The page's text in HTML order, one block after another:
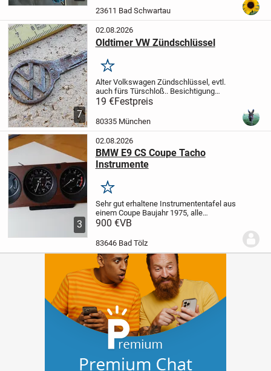
Bahnhof 👍 🙂 Nur Barzahlung
23611 Bad Schwartau
7
02.08.2026
Oldtimer VW Zündschlüssel
Merken
Alter Volkswagen Zündschlüssel, evtl.
auch fürs Türschloß.. Besichtigung
erwünscht, Verkaufspreis 19 € - Versand
möglich (wird gut verpackt) 6 € Paket
oder 3 € Brief - Bezahlung: Bar,
Paypal Der...
19 €Festpreis
80335 München
3
02.08.2026
BMW E9 CS Coupe Tacho
Instrumente
Merken
Sehr gut erhaltene Instrumententafel aus
einem Coupe Baujahr 1975, alle
Instrumente funktionieren.
900 €VB
83646 Bad Tölz